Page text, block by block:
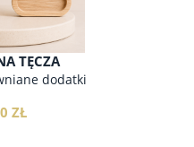
TĘCZA
dodatki
ZŁ